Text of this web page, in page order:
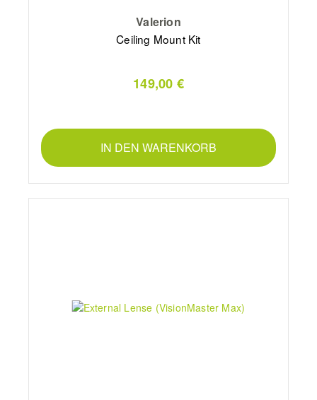
Valerion
Ceiling Mount Kit
149,00 €
IN DEN WARENKORB